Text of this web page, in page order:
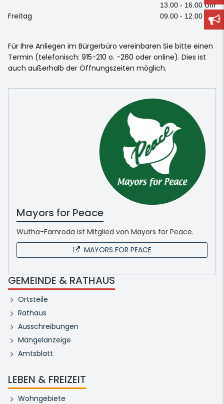
13.00 - 16.00 Uhr
Freitag 09.00 - 12.00 Uhr
Für Ihre Anliegen im Bürgerbüro vereinbaren Sie bitte einen
Termin (telefonisch: 915-210 o. -260 oder online). Dies ist
auch außerhalb der Öffnungszeiten möglich.
Mayors for Peace
Wutha-Farnroda ist Mitglied von Mayors for Peace.
MAYORS FOR PEACE
GEMEINDE & RATHAUS
Ortsteile
Rathaus
Ausschreibungen
Mängelanzeige
Amtsblatt
LEBEN & FREIZEIT
Wohngebiete